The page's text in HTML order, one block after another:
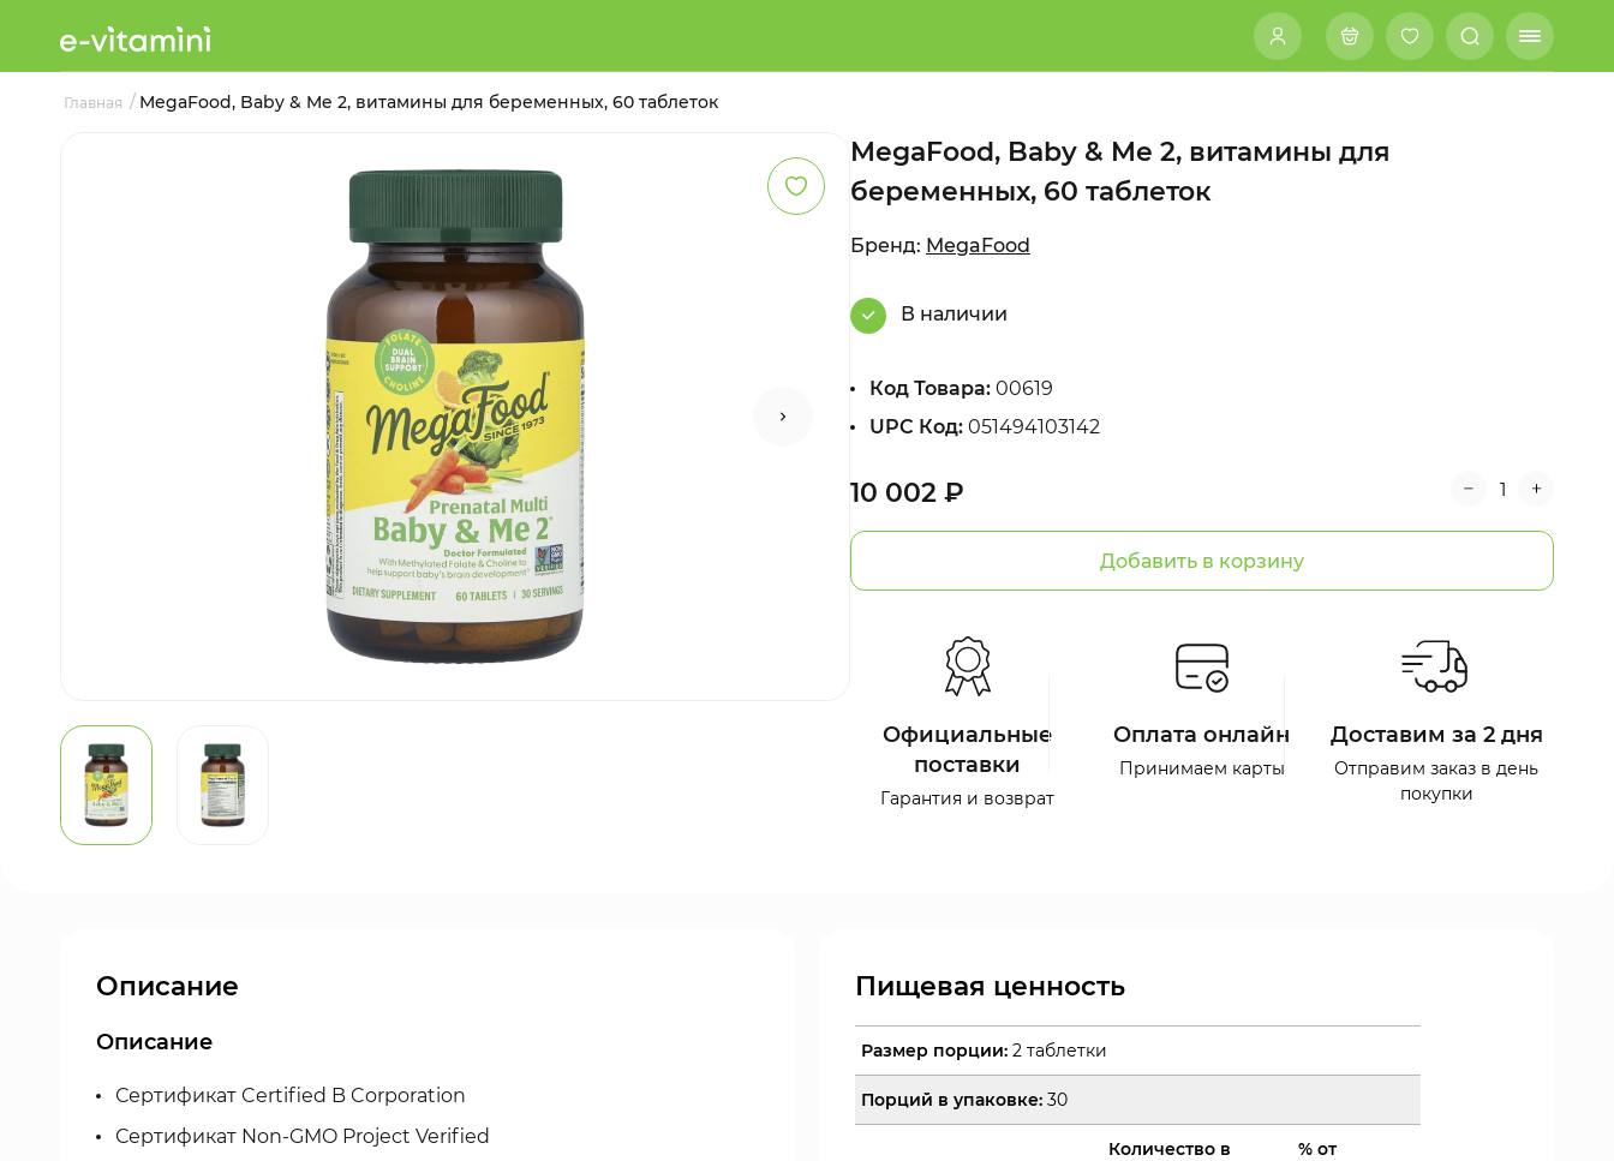
Главная / MegaFood, Baby & Me 2, витамины для беременных, 60 таблеток
MegaFood, Baby & Me 2, витамины для
беременных, 60 таблеток
10 002 ₽
Добавить в корзину
Бренд: MegaFood
В наличии
Код Товара: 00619
UPC Код: 051494103142
Официальные
поставки
Гарантия и возврат
Оплата онлайн
Принимаем карты
Доставим за 2 дня
Отправим заказ в день
покупки
Описание
Описание
Сертификат Certified B Corporation
Сертификат Non-GMO Project Verified
Пищевая ценность
Размер порции: 2 таблетки
Порций в упаковке: 30
Количество в
% от